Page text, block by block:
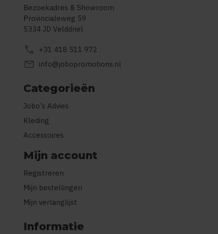
Bezoekadres & Showroom
Provincialeweg 59
5334 JD Velddriel
call +31 418 511 972
mail info@jobopromotions.nl
Categorieën
Jobo's Advies
Kleding
Accessoires
Mijn account
Registreren
Mijn bestellingen
Mijn verlanglijst
Informatie